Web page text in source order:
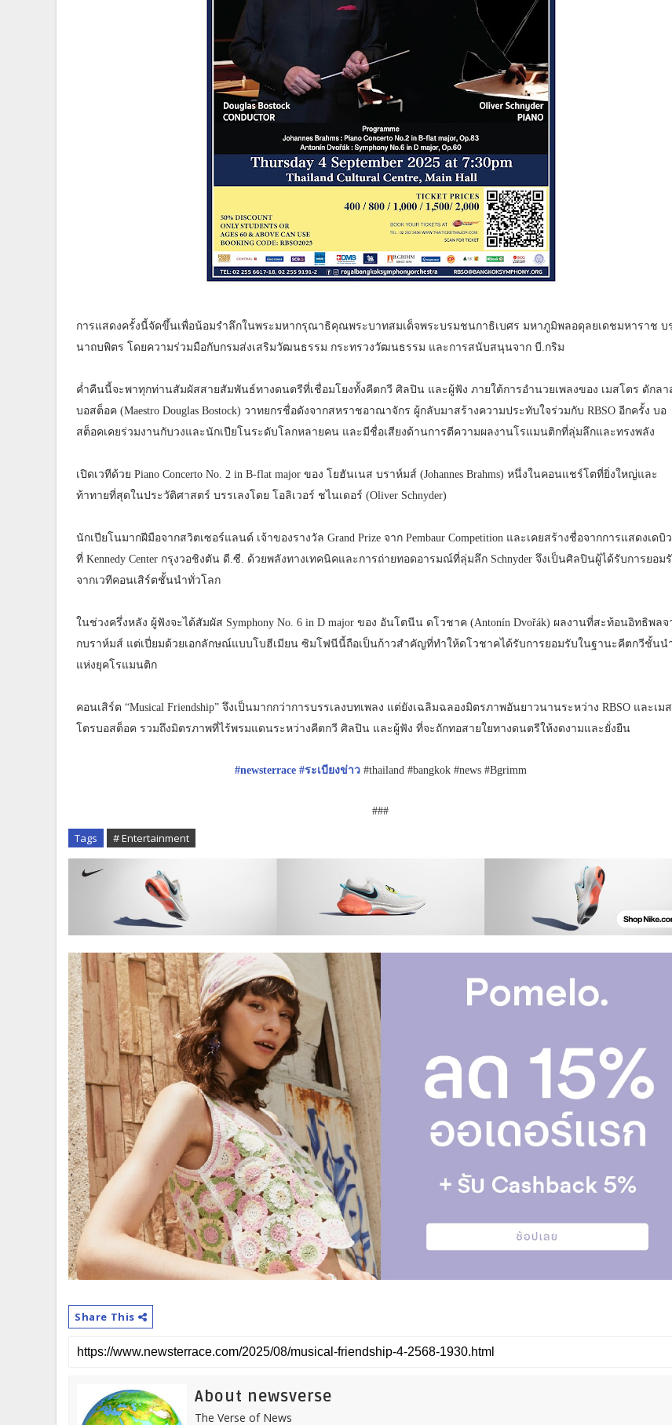
การแสดงครั้งนี้จัดขึ้นเพื่อน้อมรำลึกในพระมหากรุณาธิคุณพระบาทสมเด็จพระบรมชนกาธิเบศร มหาภูมิพลอดุลยเดชมหาราช บ
นาถบพิตร โดยความร่วมมือกับกรมส่งเสริมวัฒนธรรม กระทรวงวัฒนธรรม และการสนับสนุนจาก บี.กริม
ค่ำคืนนี้จะพาทุกท่านสัมผัสสายสัมพันธ์ทางดนตรีที่เชื่อมโยงทั้งคีตกวี ศิลปิน และผู้ฟัง ภายใต้การอำนวยเพลงของ เมสโตร ดักลา
บอสต็อค (Maestro Douglas Bostock) วาทยกรชื่อดังจากสหราชอาณาจักร ผู้กลับมาสร้างความประทับใจร่วมกับ RBSO อีกครั้ง บอ
สต็อคเคยร่วมงานกับวงและนักเปียโนระดับโลกหลายคน และมีชื่อเสียงด้านการตีความผลงานโรแมนติกที่ลุ่มลึกและทรงพลัง
เปิดเวทีด้วย Piano Concerto No. 2 in B-flat major ของ โยฮันเนส บราห์มส์ (Johannes Brahms) หนึ่งในคอนแชร์โตที่ยิ่งใหญ่และ
ท้าทายที่สุดในประวัติศาสตร์ บรรเลงโดย โอลิเวอร์ ชไนเดอร์ (Oliver Schnyder)
นักเปียโนมากฝีมือจากสวิตเซอร์แลนด์ เจ้าของรางวัล Grand Prize จาก Pembaur Competition และเคยสร้างชื่อจากการแสดงเดบิ
ที่ Kennedy Center กรุงวอชิงตัน ดี.ซี. ด้วยพลังทางเทคนิคและการถ่ายทอดอารมณ์ที่ลุ่มลึก Schnyder จึงเป็นศิลปินผู้ได้รับการยอม
จากเวทีคอนเสิร์ตชั้นนำทั่วโลก
ในช่วงครึ่งหลัง ผู้ฟังจะได้สัมผัส Symphony No. 6 in D major ของ อันโตนีน ดโวชาค (Antonín Dvořák) ผลงานที่สะท้อนอิทธิพลจ
กบราห์มส์ แต่เปี่ยมด้วยเอกลักษณ์แบบโบฮีเมียน ซิมโฟนีนี้ถือเป็นก้าวสำคัญที่ทำให้ดโวชาคได้รับการยอมรับในฐานะคีตกวีชั้นน
แห่งยุคโรแมนติก
คอนเสิร์ต “Musical Friendship” จึงเป็นมากกว่าการบรรเลงบทเพลง แต่ยังเฉลิมฉลองมิตรภาพอันยาวนานระหว่าง RBSO และเมส
โตรบอสต็อค รวมถึงมิตรภาพที่ไร้พรมแดนระหว่างคีตกวี ศิลปิน และผู้ฟัง ที่จะถักทอสายใยทางดนตรีให้งดงามและยั่งยืน
#newsterrace #ระเบียงข่าว#thailand #bangkok #news #Bgrimm
###
Tags # Entertainment
Share This
About newsverse
The Verse of News